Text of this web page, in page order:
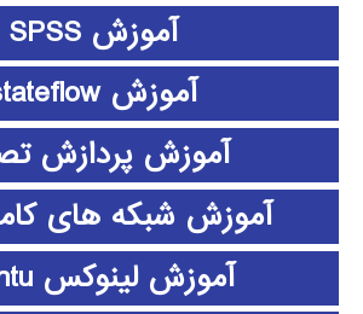
آموزش SPSS
آموزش stateflow
آموزش پردازش
آموزش شبکه های
آموزش لینوکس ubuntu